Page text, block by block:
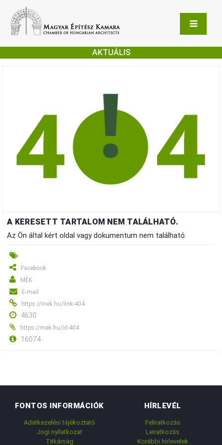
AKTUÁLIS
A KERESETT TARTALOM NEM TALÁLHATÓ.
Az Ön által kért oldal vagy dokumentum nem található.
Facebook
MÉK
E-mail
https://mek.hu/link-404
4630
https://mek.hu/id-404
16074
FONTOS INFORMÁCIÓK
Adatkezelési tájékoztató
Jogi nyilatkozat
Titkárság
HÍRLEVÉL
Feliratkozás
Leiratkozás
Korábbi hírlevelek